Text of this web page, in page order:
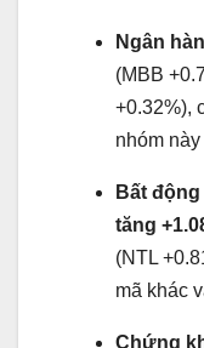
Ngân
(MBB
+0.32%),
nhóm
Bất
tăng
(NTL
mã khác
Chứng